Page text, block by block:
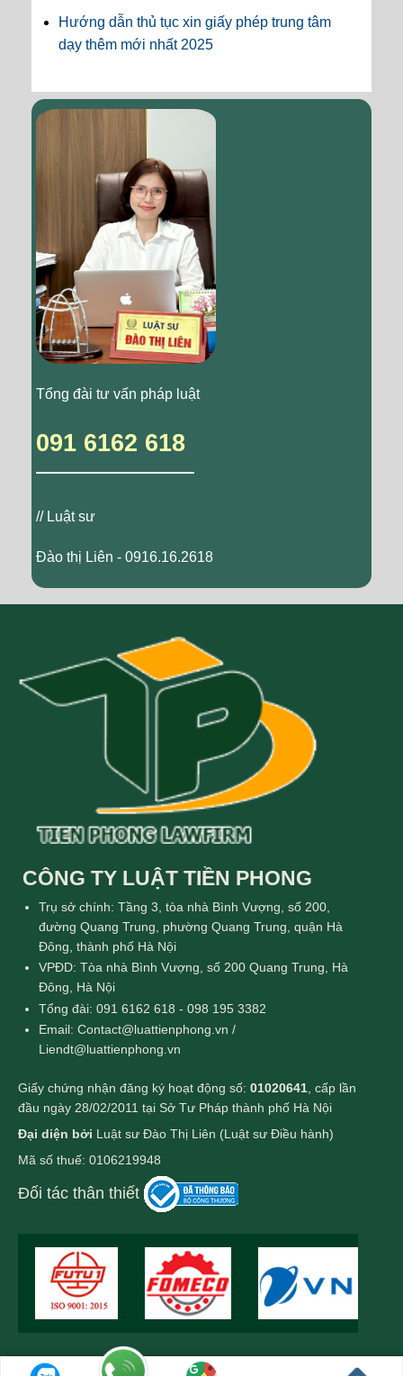
Hướng dẫn thủ tục xin giấy phép trung tâm
dạy thêm mới nhất 2025
Tổng đài tư vấn pháp luật
091 6162 618
// Luật sư
Đào thị Liên - 0916.16.2618
CÔNG TY LUẬT TIỀN PHONG
Trụ sở chính: Tầng 3, tòa nhà Bình Vượng, số 200,
đường Quang Trung, phường Quang Trung, quận Hà
Đông, thành phố Hà Nội
VPĐD: Tòa nhà Bình Vượng, số 200 Quang Trung, Hà
Đông, Hà Nội
Tổng đài: 091 6162 618 - 098 195 3382
Email: Contact@luattienphong.vn /
Liendt@luattienphong.vn
Giấy chứng nhận đăng ký hoạt động số: 01020641, cấp lần
đầu ngày 28/02/2011 tại Sở Tư Pháp thành phố Hà Nội
Đại diện bởi Luật sư Đào Thị Liên (Luật sư Điều hành)
Mã số thuế: 0106219948
Đối tác thân thiết